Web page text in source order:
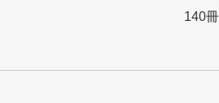
140冊